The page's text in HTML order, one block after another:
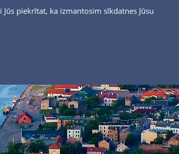
piekrītat, ka izmantosim sīkdatnes Jūsu